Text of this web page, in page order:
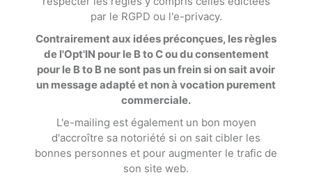
par le RGPD ou l'e-privacy.
Contrairement aux idées préconçues, les règles
de l'Opt'IN pour le B to C ou du consentement
pour le B to B ne sont pas un frein si on sait avoir
un message adapté et non à vocation purement
commerciale.
L'e-mailing est également un bon moyen
d'accroître sa notoriété si on sait cibler les
bonnes personnes et pour augmenter le trafic de
son site web.